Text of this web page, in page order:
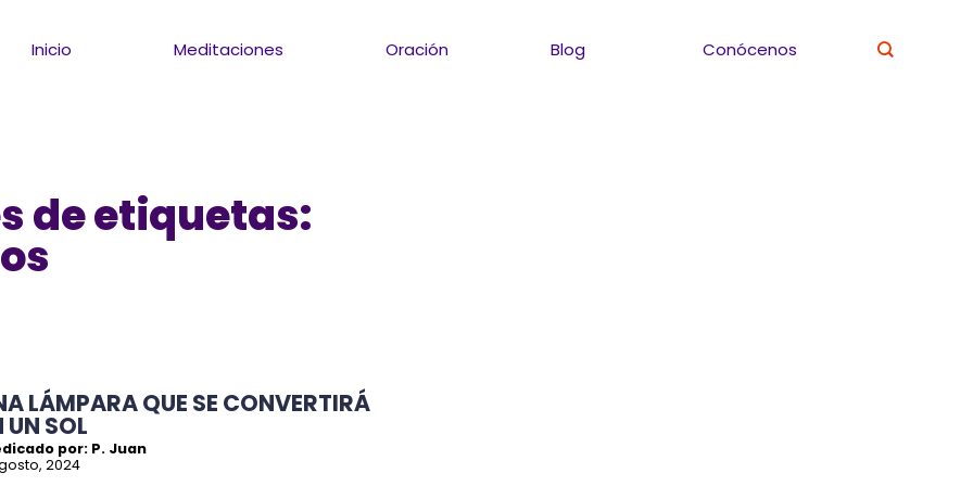
Inicio Meditaciones Oración Blog Conócenos
de etiquetas:
LÁMPARA QUE SE CONVERTIRÁ
UN SOL
por: P. Juan
2024